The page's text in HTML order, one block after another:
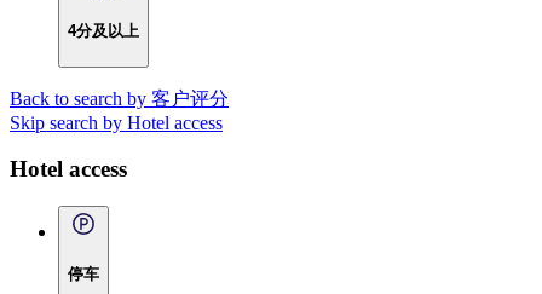
4分及以上
Back to search by 客户评分
Skip search by Hotel access
Hotel access
停车